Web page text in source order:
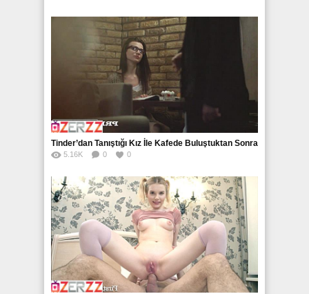
Tinder’dan Tanıştığı Kız İle Kafede Buluştuktan Sonra
Eve Attı
5.16K 0 0